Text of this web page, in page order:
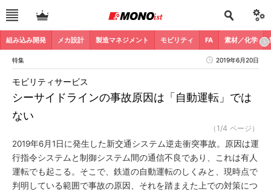
組み込み開発 メカ設計 製造マネジメント モビリティ FA 素材／化学
特集 2019年6月20日
シーサイドラインの事故原因は「自動運転」では
ない
モビリティサービス
（1/4 ページ）
2019年6月1日に発生した新交通システム逆走衝突事故。原因は運
行指令システムと制御システム間の通信不良であり、これは有人
運転でも起こる。そこで、鉄道の自動運転のしくみと、現時点で
判明している範囲で事故の原因、それを踏まえた上での対策につ